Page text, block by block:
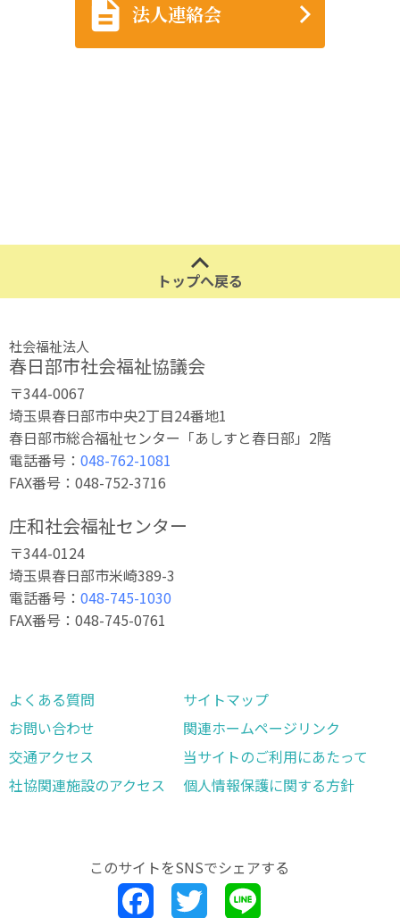
法人連絡会
トップへ戻る
社会福祉法人
春日部市社会福祉協議会
〒344-0067
埼玉県春日部市中央2丁目24番地1
春日部市総合福祉センター「あしすと春日部」2階
電話番号： 048-762-1081
FAX番号：048-752-3716
庄和社会福祉センター
〒344-0124
埼玉県春日部市米崎389-3
電話番号： 048-745-1030
FAX番号：048-745-0761
よくある質問
お問い合わせ
交通アクセス
社協関連施設のアクセス
サイトマップ
関連ホームページリンク
当サイトのご利用にあたって
個人情報保護に関する方針
このサイトをSNSでシェアする
Facebook Twitter